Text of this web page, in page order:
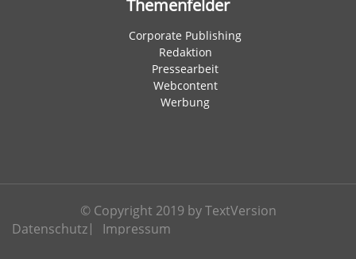
Themenfelder
Corporate Publishing
Redaktion
Pressearbeit
Webcontent
Werbung
© Copyright 2019 by TextVersion
Datenschutz
Impressum